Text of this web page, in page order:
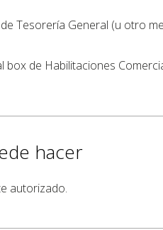
Tesorería General (u otro
box de Habilitaciones
hacer
autorizado.